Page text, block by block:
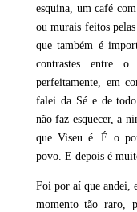
esquina, um café
ou murais feitos
que também é
contrastes entre
perfeitamente, em
falei da Sé e de
não faz esquecer, a
que Viseu é. É o
povo. E depois é
Foi por aí que andei,
momento tão raro,